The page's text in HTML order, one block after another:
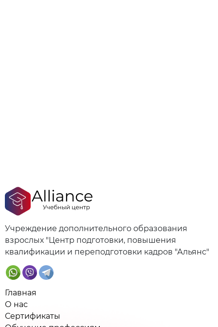
Учреждение дополнительного образования
взрослых "Центр подготовки, повышения
квалификации и переподготовки кадров "Альянс"
Главная
О нас
Сертификаты